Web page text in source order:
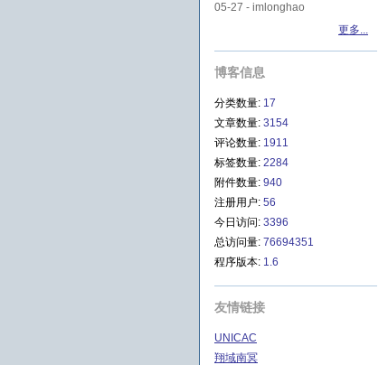
05-27 - imlonghao
更多...
博客信息
分类数量: 17
文章数量: 3154
评论数量: 1911
标签数量: 2284
附件数量: 940
注册用户: 56
今日访问: 3396
总访问量: 76694351
程序版本: 1.6
友情链接
UNICAC
翔域南冥